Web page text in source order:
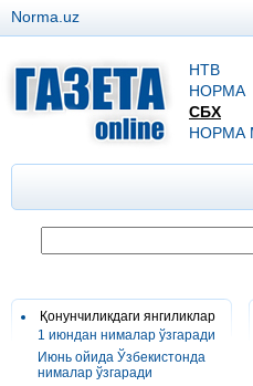
Norma.uz
НТВ
НОРМА
СБХ
НОРМА
Қонунчиликдаги янгиликлар
1 июндан нималар ўзгаради
Июнь ойида Ўзбекистонда
нималар ўзгаради